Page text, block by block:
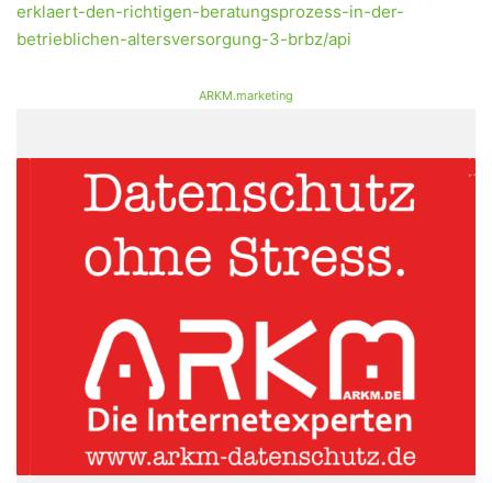
erklaert-den-richtigen-beratungsprozess-in-der-
betrieblichen-altersversorgung-3-brbz/api
ARKM.marketing